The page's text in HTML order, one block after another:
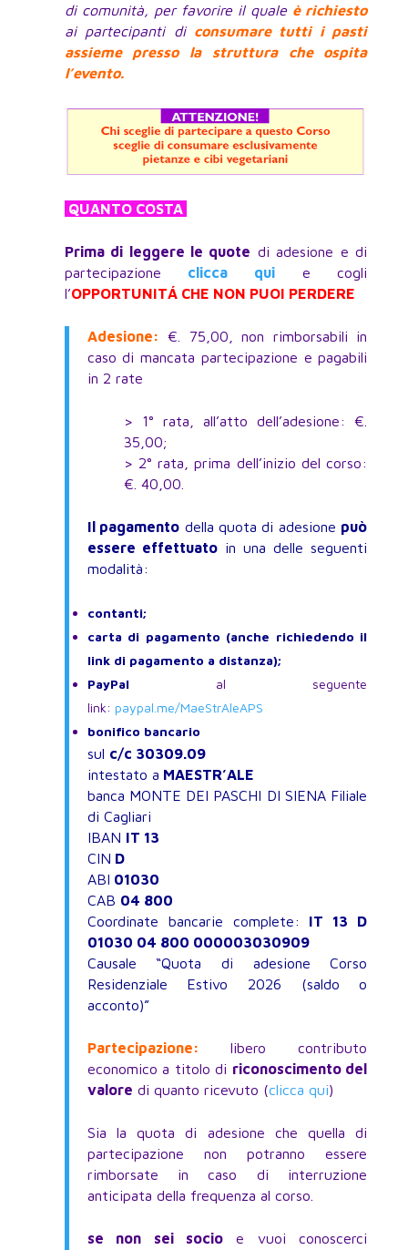
di comunità, per favorire il quale è richiesto
ai partecipanti di consumare tutti i pasti
assieme
presso la struttura che ospita
l’evento.
QUANTO COSTA
Prima di leggere le quote di adesione e di
partecipazione clicca qui e cogli
l’OPPORTUNITÁ CHE NON PUOI PERDERE
Adesione: €. 75,00, non rimborsabili in
caso di mancata partecipazione e pagabili
in 2 rate
> 1° rata, all’atto dell’adesione: €.
35,00;
> 2° rata, prima dell’inizio del corso:
€. 40,00.
Il pagamento della quota di adesione può
essere effettuatoin una delle seguenti
modalità:
contanti;
carta di pagamento (anche richiedendo il
link di pagamento a distanza);
PayPal
al seguente
link: paypal.me/MaeStrAleAPS
bonifico bancario
sul c/c 30309.09
intestato a MAESTR’ALE
banca MONTE DEI PASCHI DI SIENA Filiale
di Cagliari
IBAN IT 13
CIN D
ABI 01030
CAB 04 800
Coordinate bancarie complete:
IT 13 D
01030 04 800 000003030909
Causale “Quota di adesione Corso
Residenziale Estivo 2026 (saldo o
acconto)”
Partecipazione: libero contributo
economico a titolo di riconoscimento del
valore di quanto ricevuto (clicca qui)
Sia la quota di adesione che quella di
partecipazione non potranno essere
rimborsate in caso di interruzione
anticipata della frequenza al corso.
se non sei socio e vuoi conoscerci